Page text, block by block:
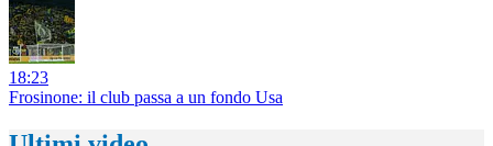
18:23
Frosinone: il club passa a un fondo Usa